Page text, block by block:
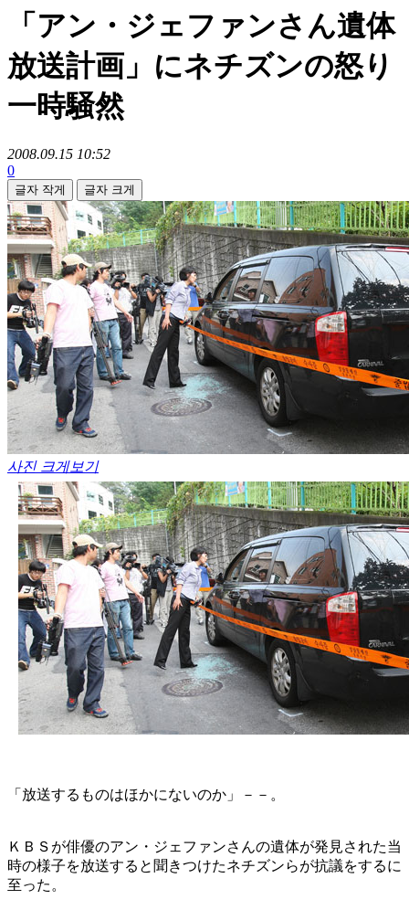
「アン・ジェファンさん遺体
放送計画」にネチズンの怒り
一時騒然
2008.09.15 10:52
0
글자 작게 글자 크게
사진 크게보기
「放送するものはほかにないのか」－－。
ＫＢＳが俳優のアン・ジェファンさんの遺体が発見された当
時の様子を放送すると聞きつけたネチズンらが抗議をするに
至った。